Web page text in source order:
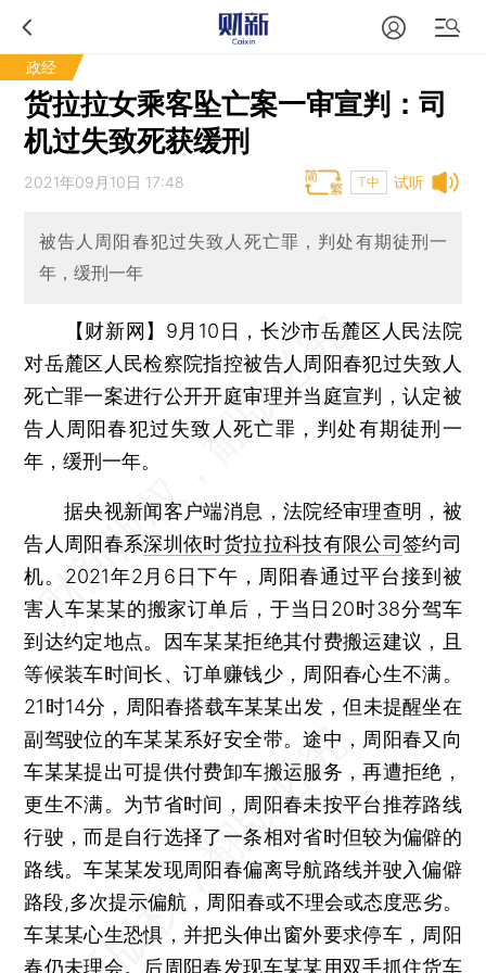
政经
货拉拉女乘客坠亡案一审宣判：司
机过失致死获缓刑
试听
2021年09月10日 17:48 T中
被告人周阳春犯过失致人死亡罪，判处有期徒刑一
年，缓刑一年
【财新网】 9月10日，长沙市岳麓区人民法院
对岳麓区人民检察院指控被告人周阳春犯过失致人
死亡罪一案进行公开开庭审理并当庭宣判，认定被
告人周阳春犯过失致人死亡罪，判处有期徒刑一
年，缓刑一年。
据央视新闻客户端消息，法院经审理查明，被
告人周阳春系深圳依时货拉拉科技有限公司签约司
机。2021年2月6日下午，周阳春通过平台接到被
害人车某某的搬家订单后，于当日20时38分驾车
到达约定地点。因车某某拒绝其付费搬运建议，且
等候装车时间长、订单赚钱少，周阳春心生不满。
21时14分，周阳春搭载车某某出发，但未提醒坐在
副驾驶位的车某某系好安全带。途中，周阳春又向
车某某提出可提供付费卸车搬运服务，再遭拒绝，
更生不满。为节省时间，周阳春未按平台推荐路线
行驶，而是自行选择了一条相对省时但较为偏僻的
路线。车某某发现周阳春偏离导航路线并驶入偏僻
路段,多次提示偏航，周阳春或不理会或态度恶劣。
车某某心生恐惧，并把头伸出窗外要求停车，周阳
春仍未理会。后周阳春发现车某某用双手抓住货车